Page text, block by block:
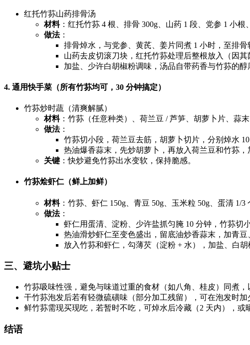
红托竹荪山药排骨汤
材料：红托竹荪 4 根、排骨 300g、山药 1 段、党参 1 小根
做法：
排骨焯水，与党参、黄芪、姜片同煮 1 小时，至排骨
山药去皮切滚刀块，红托竹荪处理后整根放入（因
加盐、少许白胡椒粉调味，汤品自带药香与竹荪的醇
4. 通用快手菜（所有竹荪均可，30 分钟搞定）
竹荪炒时蔬（清爽解腻）
材料：竹荪（任意种类）、荷兰豆 / 芦笋、胡萝卜片、蒜末
做法：
竹荪切小段，荷兰豆去筋，胡萝卜切片，分别焯水
热油爆香蒜末，先炒胡萝卜，再放入荷兰豆和竹荪，
关键 ：快炒避免竹荪出水变软，保持脆感。
竹荪烩虾仁（鲜上加鲜）
材料：竹荪、虾仁 150g、青豆 50g、玉米粒 50g、蛋清 1/3
做法：
虾仁用蛋清、淀粉、少许盐抓匀腌 10 分钟，竹荪切
热油滑炒虾仁至变色盛出，留底油炒香蒜末，加青豆
放入竹荪和虾仁，勾薄芡（淀粉 + 水），加盐、白胡
三、避坑小贴士
竹荪吸味性强，避免与味道过重的食材（如八角、桂皮）同煮，
干竹荪泡发后若有轻微硫磺味（部分加工残留），可在泡发时加
鲜竹荪需现买现吃，若暂时不吃，可焯水后冷藏（2 天内），或
结语